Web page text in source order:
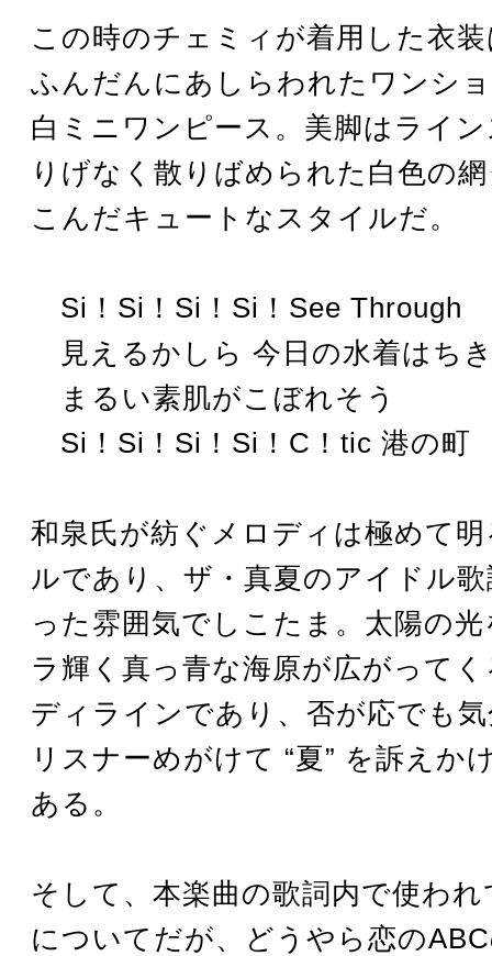
この時のチェミィが着用した衣
ふんだんにあしらわれたワンシ
白ミニワンピース。美脚はライ
りげなく散りばめられた白色の
こんだキュートなスタイルだ。
Si！Si！Si！Si！See Through
見えるかしら 今日の水着はち
まるい素肌がこぼれそう
Si！Si！Si！Si！C！tic 港の町
和泉氏が紡ぐメロディは極めて
ルであり、ザ・真夏のアイドル
った雰囲気でしこたま。太陽の
ラ輝く真っ青な海原が広がって
ディラインであり、否が応でも
リスナーめがけて “夏” を訴えか
ある。
そして、本楽曲の歌詞内で使わ
についてだが、どうやら恋の